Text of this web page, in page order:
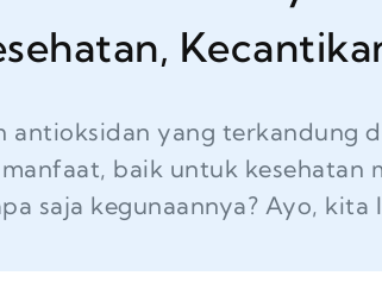
antioksidan yang terkandung
manfaat, baik untuk kesehatan
saja kegunaannya? Ayo,